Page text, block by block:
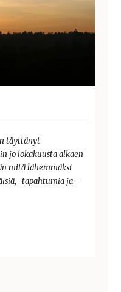
täyttänyt
jo lokakuusta alkaen
mitä lähemmäksi
-tapahtumia ja -